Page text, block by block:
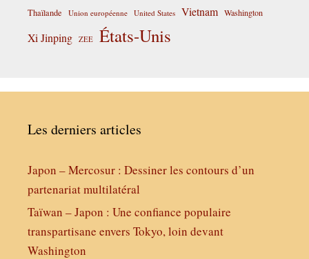
Thaïlande Union européenne United States Vietnam Washington
Xi Jinping ZEE États-Unis
Les derniers articles
Japon – Mercosur : Dessiner les contours d’un
partenariat multilatéral
Taïwan – Japon : Une confiance populaire
transpartisane envers Tokyo, loin devant
Washington